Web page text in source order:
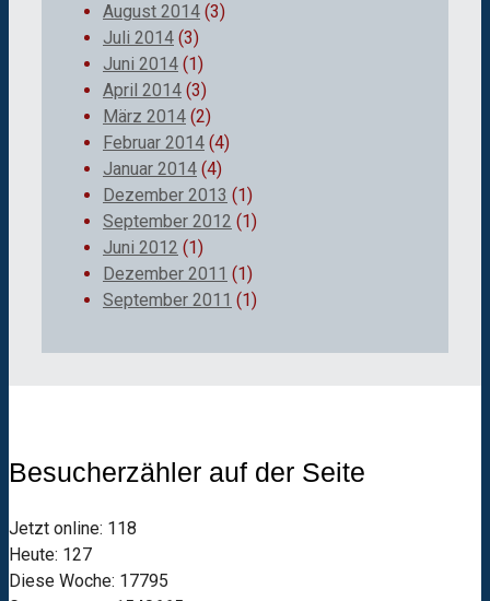
August 2014 (3)
Juli 2014 (3)
Juni 2014 (1)
April 2014 (3)
März 2014 (2)
Februar 2014 (4)
Januar 2014 (4)
Dezember 2013 (1)
September 2012 (1)
Juni 2012 (1)
Dezember 2011 (1)
September 2011 (1)
Besucherzähler auf der Seite
Jetzt online: 118
Heute: 127
Diese Woche: 17795